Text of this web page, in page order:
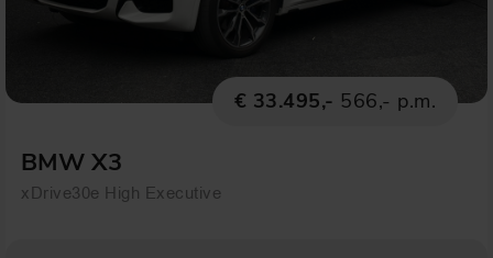
€ 33.495,- 566,- p.m.
BMW X3
xDrive30e High Executive